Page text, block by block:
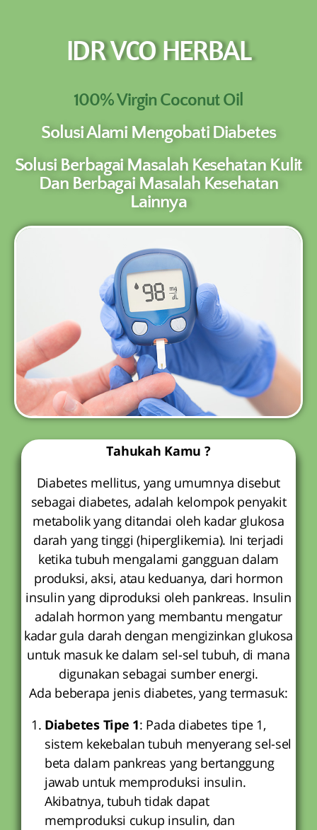
IDR VCO HERBAL
100% Virgin Coconut Oil
Solusi Alami Mengobati Diabetes
Solusi Berbagai Masalah Kesehatan Kulit
Dan Berbagai Masalah Kesehatan
Lainnya
Tahukah Kamu ?
Diabetes mellitus, yang umumnya disebut
sebagai diabetes, adalah kelompok penyakit
metabolik yang ditandai oleh kadar glukosa
darah yang tinggi (hiperglikemia). Ini terjadi
ketika tubuh mengalami gangguan dalam
produksi, aksi, atau keduanya, dari hormon
insulin yang diproduksi oleh pankreas. Insulin
adalah hormon yang membantu mengatur
kadar gula darah dengan mengizinkan glukosa
untuk masuk ke dalam sel-sel tubuh, di mana
digunakan sebagai sumber energi.
Ada beberapa jenis diabetes, yang termasuk:
Diabetes Tipe 1: Pada diabetes tipe 1,
sistem kekebalan tubuh menyerang sel-sel
beta dalam pankreas yang bertanggung
jawab untuk memproduksi insulin.
Akibatnya, tubuh tidak dapat
memproduksi cukup insulin, dan
PESAN SEKARANG (NON COD -
TRANSFER SETELAH SAMPAI KE